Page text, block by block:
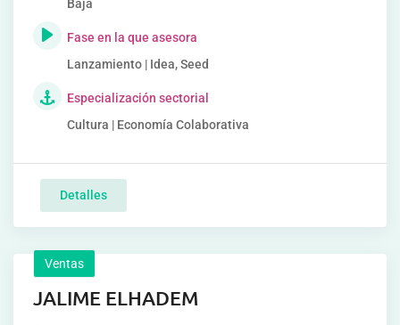
Baja
Fase en la que asesora
Lanzamiento | Idea, Seed
Especialización sectorial
Cultura | Economía Colaborativa
Detalles
Ventas
JALIME ELHADEM